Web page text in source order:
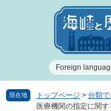
で
ば
Foreign
現在地 トップページ > 分類
医療機関の指定に関